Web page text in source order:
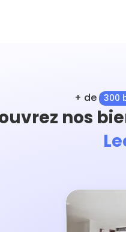
+ de 300
nos